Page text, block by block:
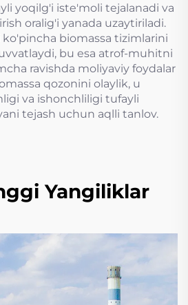
yoqilg'i iste'moli tejalanadi va
oralig'i yanada uzaytiriladi.
biomassa tizimlarini
bu esa atrof-muhitni
ravishda moliyaviy foydalar
qozonini olaylik, u
va ishonchliligi tufayli
tejash uchun aqlli tanlov.
Yangiliklar